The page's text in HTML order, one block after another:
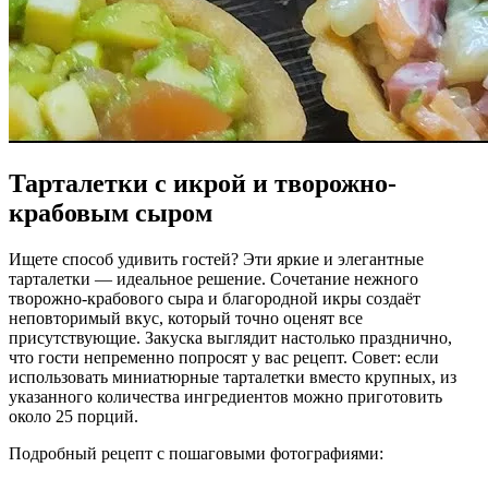
Тарталетки с икрой и творожно-
крабовым сыром
Ищете способ удивить гостей? Эти яркие и элегантные
тарталетки — идеальное решение. Сочетание нежного
творожно-крабового сыра и благородной икры создаёт
неповторимый вкус, который точно оценят все
присутствующие. Закуска выглядит настолько празднично,
что гости непременно попросят у вас рецепт. Совет: если
использовать миниатюрные тарталетки вместо крупных, из
указанного количества ингредиентов можно приготовить
около 25 порций.
Подробный рецепт с пошаговыми фотографиями: